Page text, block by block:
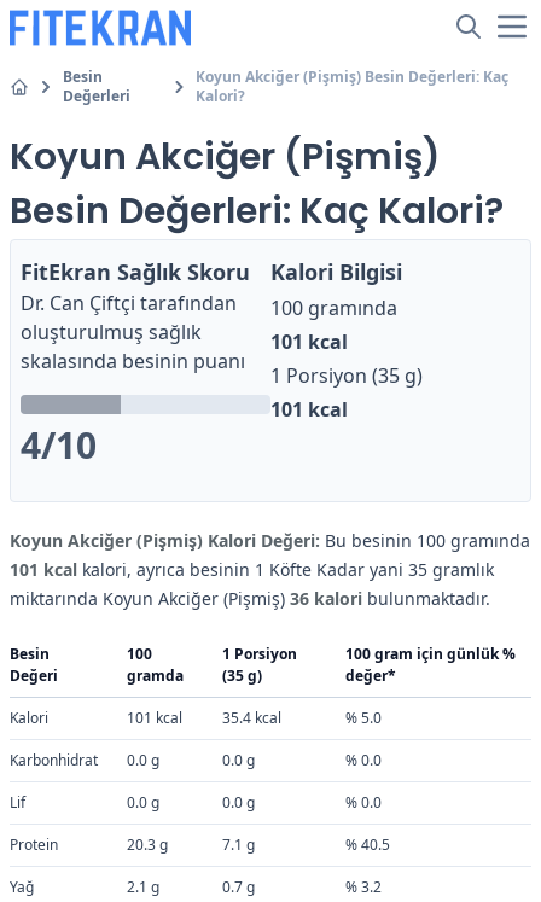
Besin
Değerleri
Koyun Akciğer (Pişmiş) Besin Değerleri: Kaç
Kalori?
Koyun Akciğer (Pişmiş)
Besin Değerleri: Kaç Kalori?
FitEkran Sağlık Skoru
Dr. Can Çiftçi tarafından
oluşturulmuş sağlık
skalasında besinin puanı
4/10
Kalori Bilgisi
100 gramında
101 kcal
1 Porsiyon (35 g)
101 kcal
Koyun Akciğer (Pişmiş) Kalori Değeri: Bu besinin 100 gramında
101 kcal kalori, ayrıca besinin 1 Köfte Kadar yani 35 gramlık
miktarında Koyun Akciğer (Pişmiş) 36 kalori bulunmaktadır.
Besin
Değeri
100
gramda
1 Porsiyon
(35 g)
100 gram için günlük %
değer*
Kalori 101 kcal 35.4 kcal % 5.0
Karbonhidrat 0.0 g 0.0 g % 0.0
Lif 0.0 g 0.0 g % 0.0
Protein 20.3 g 7.1 g % 40.5
Yağ 2.1 g 0.7 g % 3.2